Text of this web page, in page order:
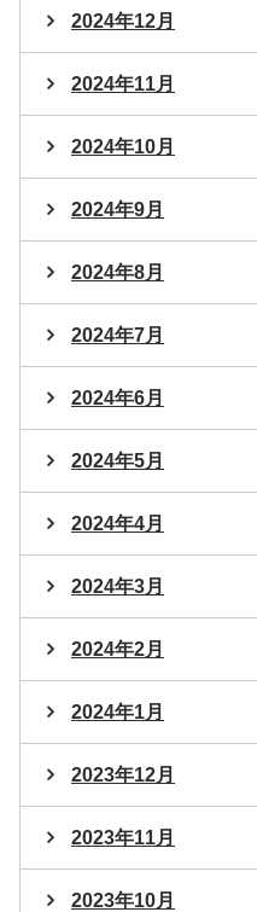
2024年12月
2024年11月
2024年10月
2024年9月
2024年8月
2024年7月
2024年6月
2024年5月
2024年4月
2024年3月
2024年2月
2024年1月
2023年12月
2023年11月
2023年10月